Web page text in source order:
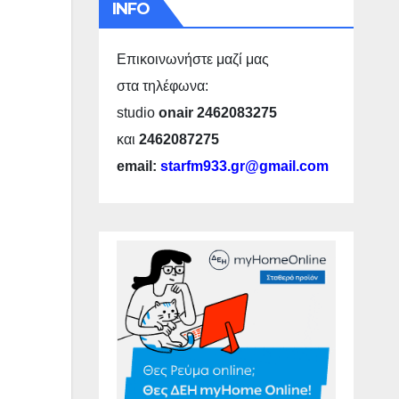
INFO
Επικοινωνήστε μαζί μας
στα τηλέφωνα:
studio onair 2462083275
και 2462087275
email: starfm933.gr@gmail.com